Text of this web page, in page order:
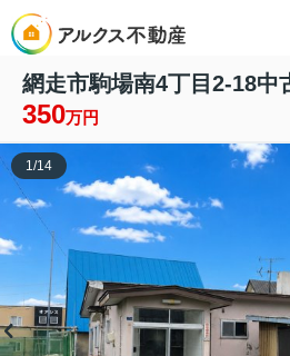
網走市駒場南4丁目2-18中
350万円
1/14